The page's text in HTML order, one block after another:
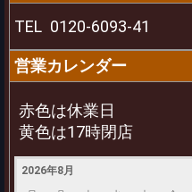
TEL 0120-6093-41
営業カレンダー
赤色は休業日
黄色は17時閉店
2026年8月